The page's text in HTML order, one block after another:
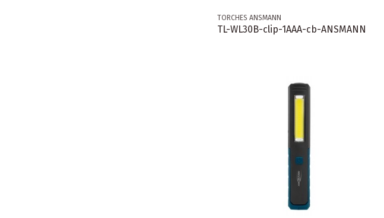
TORCHES ANSMANN
TL-WL30B-clip-1AAA-cb-ANSMANN